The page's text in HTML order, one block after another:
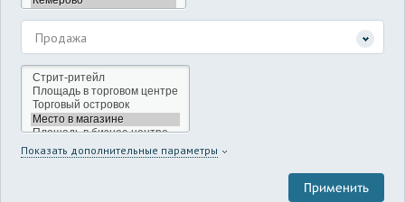
Продажа
Показать дополнительные параметры